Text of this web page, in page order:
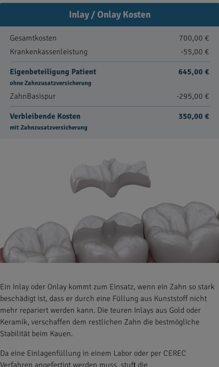
Inlay / Onlay Kosten
Gesamtkosten
700,00 €
Krankenkassenleistung
-55,00 €
Eigenbeteiligung Patient
ohne Zahnzusatzversicherung
645,00 €
ZahnBasispur -295,00 €
Verbleibende Kosten
mit Zahnzusatzversicherung
350,00 €
Ein Inlay oder Onlay kommt zum Einsatz, wenn ein Zahn so stark
beschädigt ist, dass er durch eine Füllung aus Kunststoff nicht
mehr repariert werden kann. Die teuren Inlays aus Gold oder
Keramik, verschaffen dem restlichen Zahn die bestmögliche
Stabilität beim Kauen.
Da eine Einlagenfüllung in einem Labor oder per CEREC
Verfahren angefertigt werden muss, stuft die